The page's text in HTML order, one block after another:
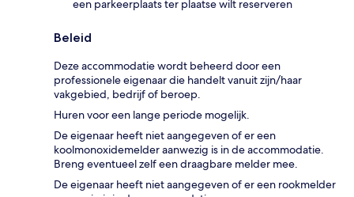
een parkeerplaats ter plaatse wilt reserveren
Beleid
Deze accommodatie wordt beheerd door een
professionele eigenaar die handelt vanuit zijn/haar
vakgebied, bedrijf of beroep.
Huren voor een lange periode mogelijk.
De eigenaar heeft niet aangegeven of er een
koolmonoxidemelder aanwezig is in de accommodatie.
Breng eventueel zelf een draagbare melder mee.
De eigenaar heeft niet aangegeven of er een rookmelder